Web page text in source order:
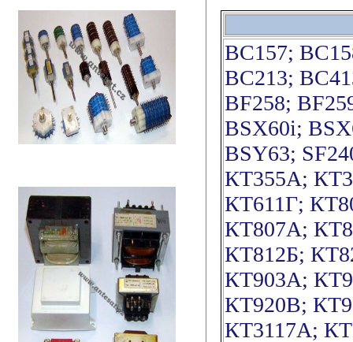
BC157;
BC213;
BF258;
BSX60i;
BSY63;
КТ355A;
КТ611Г;
КТ807А;
КТ812Б;
КТ903А;
КТ920В;
КТ3117А;